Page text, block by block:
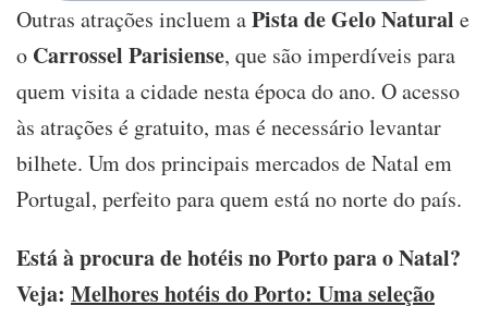
Outras atrações incluem aPista de Gelo Natural e
o Carrossel Parisiense, que são imperdíveis para
quem visita a cidade nesta época do ano. O acesso
às atrações é gratuito, mas é necessário levantar
bilhete. Um dos principais mercados de Natal em
Portugal, perfeito para quem está no norte do país.
Está à procura de hotéis no Porto para o Natal?
Veja: Melhores hotéis do Porto: Uma seleção